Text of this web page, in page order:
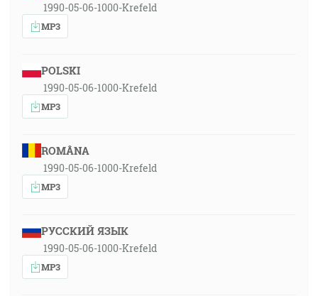
1990-05-06-1000-Krefeld
MP3
POLSKI
1990-05-06-1000-Krefeld
MP3
ROMÂNA
1990-05-06-1000-Krefeld
MP3
РУССКИЙ ЯЗЫК
1990-05-06-1000-Krefeld
MP3